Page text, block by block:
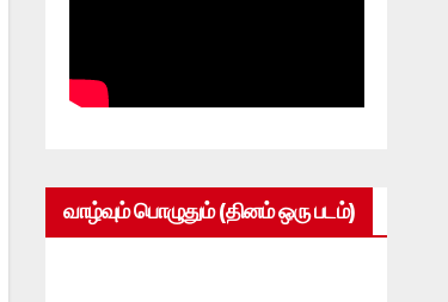
வாழ்வும் பொழுதும் (தினம் ஒரு படம்)